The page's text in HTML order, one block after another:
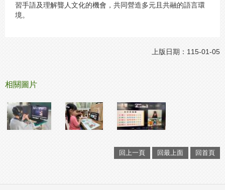
習手語及理解聾人文化的機會，共同營造多元且共融的語言環
境。
上版日期：115-01-05
相關圖片
回上一頁 回最上面 回首頁